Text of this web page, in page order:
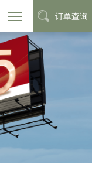
订单查询